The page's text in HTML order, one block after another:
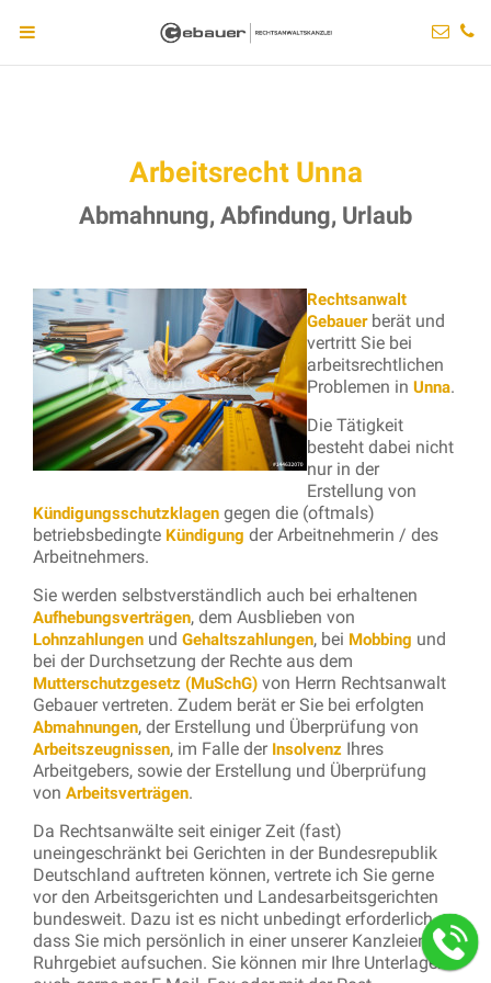
Arbeitsrecht Unna
Abmahnung, Abfindung, Urlaub
Rechtsanwalt
Gebauerberät und
vertritt Sie bei
arbeitsrechtlichen
Problemen in Unna.
Die Tätigkeit
besteht dabei nicht
nur in der
Erstellung von
Kündigungsschutzklagen gegen die (oftmals)
betriebsbedingte Kündigung der Arbeitnehmerin / des
Arbeitnehmers.
Sie werden selbstverständlich auch bei erhaltenen
Aufhebungsverträgen, dem Ausblieben von
Lohnzahlungen und Gehaltszahlungen, bei Mobbing und
bei der Durchsetzung der Rechte aus dem
Mutterschutzgesetz (MuSchG) von Herrn Rechtsanwalt
Gebauer vertreten. Zudem berät er Sie bei erfolgten
Abmahnungen, der Erstellung und Überprüfung von
Arbeitszeugnissen, im Falle der Insolvenz Ihres
Arbeitgebers, sowie der Erstellung und Überprüfung
von Arbeitsverträgen.
Da Rechtsanwälte seit einiger Zeit (fast)
uneingeschränkt bei Gerichten in der Bundesrepublik
Deutschland auftreten können, vertrete ich Sie gerne
vor den Arbeitsgerichten und Landesarbeitsgerichten
bundesweit. Dazu ist es nicht unbedingt erforderlich,
dass Sie mich persönlich in einer unserer Kanzleien im
Ruhrgebiet aufsuchen. Sie können mir Ihre Unterlagen